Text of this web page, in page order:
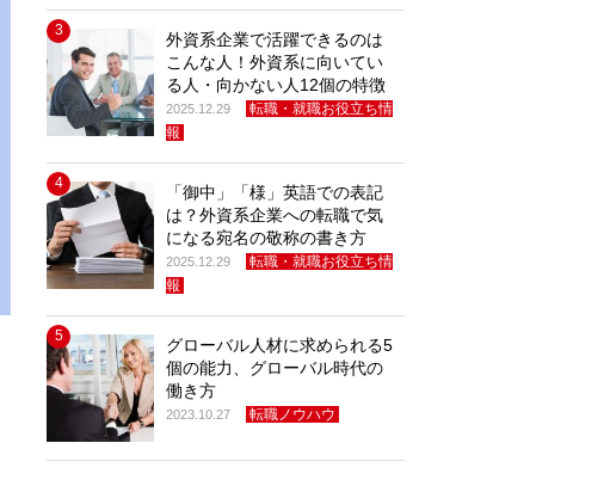
3
外資系企業で活躍できるのは
こんな人！外資系に向いてい
る人・向かない人12個の特徴
2025.12.29
転職・就職お役立ち情
報
4
「御中」「様」英語での表記
は？外資系企業への転職で気
になる宛名の敬称の書き方
2025.12.29
転職・就職お役立ち情
報
5
グローバル人材に求められる5
個の能力、グローバル時代の
働き方
2023.10.27 転職ノウハウ